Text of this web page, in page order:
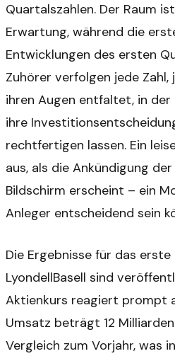
Quartalszahlen. Der Raum
Erwartung, während die
Entwicklungen des ersten
Zuhörer verfolgen jede
ihren Augen entfaltet, in der
ihre
rechtfertigen lassen. Ein
aus, als die Ankündigung
Bildschirm erscheint – ein
Anleger entscheidend sein
Die Ergebnisse für das
LyondellBasell sind
Aktienkurs reagiert prompt
Umsatz beträgt 12
Vergleich zum Vorjahr, was